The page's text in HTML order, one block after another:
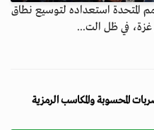
المتحدة استعداده لتوسيع نطاق
غزة، في ظل الت...
المحسوبة والمكاسب الرمزية